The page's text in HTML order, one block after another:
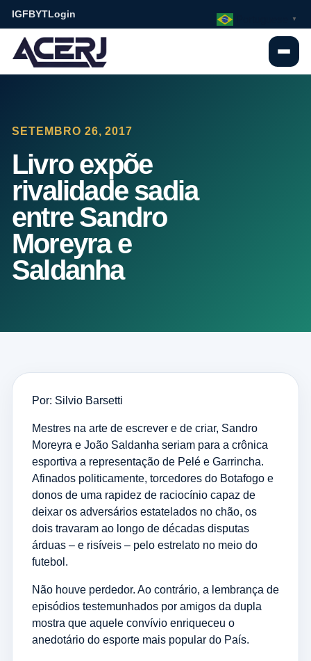
IGFBYTLogin
SETEMBRO 26, 2017
Livro expõe
rivalidade sadia
entre Sandro
Moreyra e
Saldanha
Por: Silvio Barsetti
Mestres na arte de escrever e de criar, Sandro
Moreyra e João Saldanha seriam para a crônica
esportiva a representação de Pelé e Garrincha.
Afinados politicamente, torcedores do Botafogo e
donos de uma rapidez de raciocínio capaz de
deixar os adversários estatelados no chão, os
dois travaram ao longo de décadas disputas
árduas – e risíveis – pelo estrelato no meio do
futebol.
Não houve perdedor. Ao contrário, a lembrança de
episódios testemunhados por amigos da dupla
mostra que aquele convívio enriqueceu o
anedotário do esporte mais popular do País.
▼